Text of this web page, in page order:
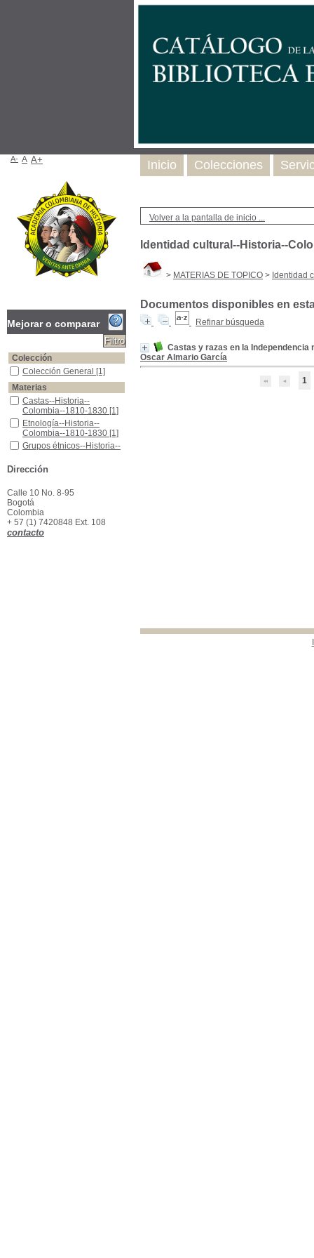
Volver a la pantalla de inicio ...
Identidad cultural--Historia--
> MATERIAS DE TOPICO > Identidad
Documentos disponibles en
Refinar búsqueda
Castas y razas en la Independencia
Oscar Almario García
1
Inicio Colecciones
A- A A+
Mejorar o comparar
Colección
Colección General
Colección General [1]
Materias
Castas--Historia--Colombia--1810-1830
Castas--Historia--
Colombia--1810-1830 [1]
Etnología--Historia--Colombia--1810-1830
Etnología--Historia--
Colombia--1810-1830 [1]
Grupos étnicos--Historia--Colombia--1810-1830
Grupos étnicos--Historia--
Identidad cultural--Historia--Colombia--1810-1830
Identidad cultural--
1830[1]
Dirección
Calle 10 No. 8-95
Bogotá
Colombia
+ 57 (1) 7420848 Ext. 108
contacto